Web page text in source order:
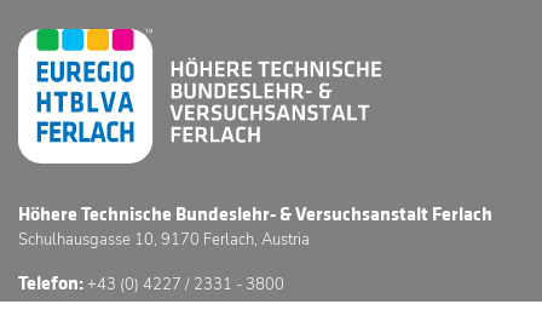
Höhere Technische Bundeslehr- & Versuchsanstalt Ferlach
Schulhausgasse 10, 9170 Ferlach, Austria
Telefon:+43 (0) 4227 / 2331 - 3800
E-Mail: